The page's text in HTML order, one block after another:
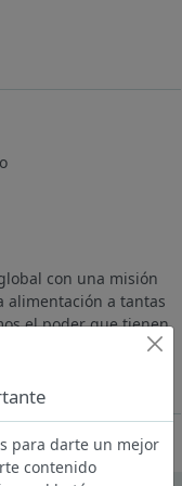
con una misión
alimentación a tantas
el poder que tienen
de sus
Oferta desactivada
para darte un mejor
contenido